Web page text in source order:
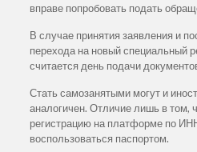
вправе попробовать подать
В случае принятия заявления и
перехода на новый специальный
считается день подачи
Стать самозанятыми могут и
аналогичен. Отличие лишь в том,
регистрацию на платформе по
воспользоваться паспортом.